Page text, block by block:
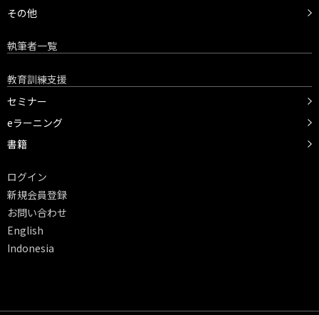
その他
執筆者一覧
教育訓練支援
セミナー
eラーニング
書籍
ログイン
新規会員登録
お問い合わせ
English
Indonesia